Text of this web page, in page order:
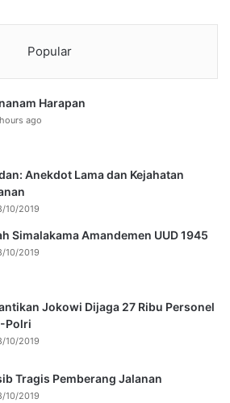
Popular
Harapan
ago
Anekdot Lama dan Kejahatan
10/2019
Simalakama Amandemen UUD 1945
10/2019
Jokowi Dijaga 27 Ribu Personel
Polri
10/2019
Tragis Pemberang Jalanan
10/2019